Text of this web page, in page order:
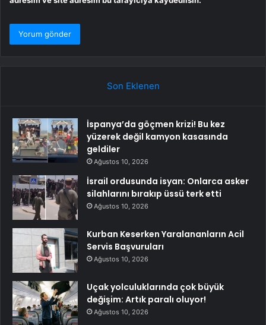
Son Eklenen
İspanya’da göçmen krizi! Bu kez
yüzerek değil kamyon kasasında
geldiler
Ağustos 10, 2026
İsrail ordusunda isyan: Onlarca asker
silahlarını bırakıp üssü terk etti
Ağustos 10, 2026
Kurban Keserken Yaralananların Acil
Servis Başvuruları
Ağustos 10, 2026
Uçak yolculuklarında çok büyük
değişim: Artık paralı oluyor!
Ağustos 10, 2026